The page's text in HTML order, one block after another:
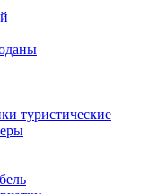
туристические